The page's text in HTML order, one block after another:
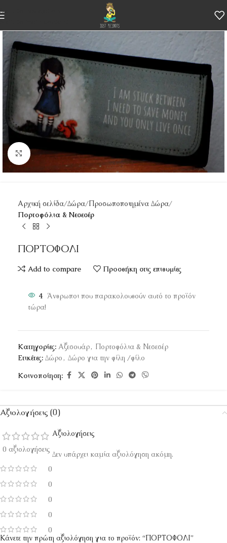
Skip to navigation
Skip to main content
Κάντε κλικ για μεγέθυνση
Αρχική σελίδα Δώρα Προσωποποιημένα Δώρα
Πορτοφόλια & Νεσεσέρ
ΠΟΡΤΟΦΟΛΙ
Add to compare Προσθήκη στις επιθυμίες
4 Άνθρωποι που παρακολουθούν αυτό το προϊόν
τώρα!
Κατηγορίες: Αξεσουάρ, Πορτοφόλια & Νεσεσέρ
Ετικέτες: Δώρο , Δώρο για την φίλη /φίλο
Κοινοποίηση:
Αξιολογήσεις (0)
0 αξιολογήσεις
0
0
0
0
0
Αξιολογήσεις
Δεν υπάρχει καμία αξιολόγηση ακόμη.
Κάνετε την πρώτη αξιολόγηση για το προϊόν: “ΠΟΡΤΟΦΟΛΙ”